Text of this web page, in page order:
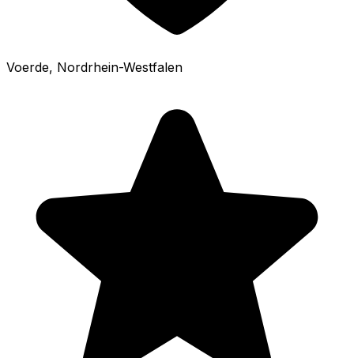
Voerde, Nordrhein-Westfalen